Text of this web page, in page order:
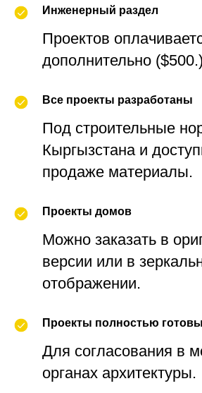
Инженерный раздел
Проектов
дополнительно ($500.)
Все проекты разработаны
Под строительные
Кыргызстана и
продаже материалы.
Проекты домов
Можно заказать в
версии или в
отображении.
Проекты полностью готовы
Для согласования в
органах архитектуры.